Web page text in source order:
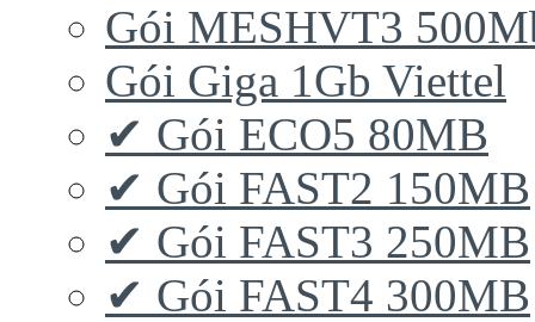
Gói MESHVT3
Gói Giga 1Gb Viettel
✔ Gói ECO5 80MB
✔ Gói FAST2 150MB
✔ Gói FAST3 250MB
✔ Gói FAST4 300MB